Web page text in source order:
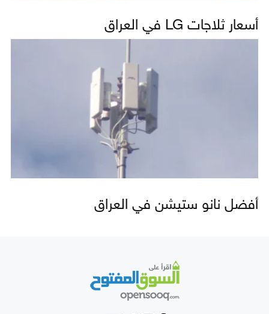
أسعار ثلاجات LG في العراق
أفضل نانو ستيشن في العراق